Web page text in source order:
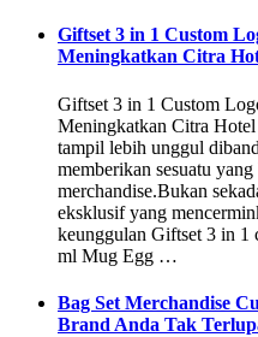
Giftset 3 in 1 Custom
Meningkatkan Citra
Giftset 3 in 1 Custom
Meningkatkan Citra
tampil lebih unggul
memberikan sesuatu
merchandise.Bukan
eksklusif yang
keunggulan Giftset 3 in 1
ml Mug Egg …
Bag Set Merchandise
Brand Anda Tak